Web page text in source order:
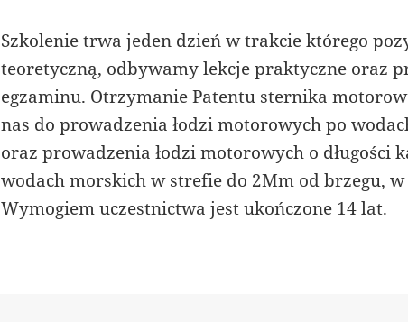
Szkolenie trwa jeden dzień w trakcie którego
teoretyczną, odbywamy lekcje praktyczne oraz
egzaminu. Otrzymanie Patentu sternika
nas do prowadzenia łodzi motorowych po
oraz prowadzenia łodzi motorowych o długości
wodach morskich w strefie do 2Mm od brzegu,
Wymogiem uczestnictwa jest ukończone 14 lat.